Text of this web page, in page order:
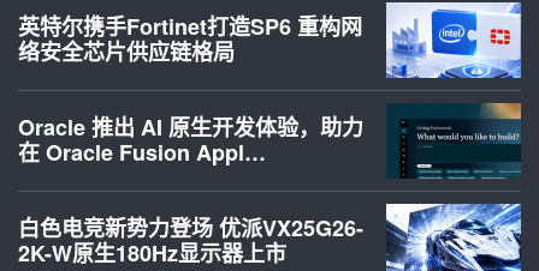
英特尔携手Fortinet打造SP6 重构网
络安全芯片供应链格局
Oracle 推出 AI 原生开发体验，助力
在 Oracle Fusion Appl…
白色电竞新势力登场 优派VX25G26-
2K-W原生180Hz显示器上市